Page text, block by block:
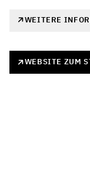
WEITERE
WEBSITE ZUM